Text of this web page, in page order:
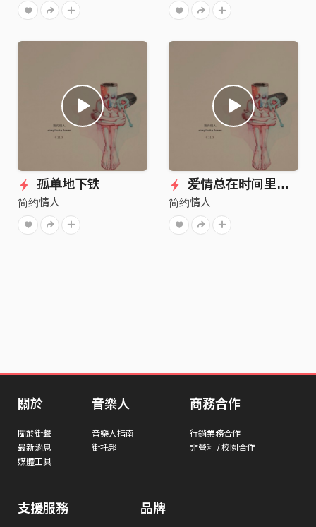
孤单地下铁
简约情人
爱情总在时间里分叉
简约情人
關於
關於街聲
最新消息
媒體工具
音樂人
音樂人指南
街托邦
商務合作
行銷業務合作
非營利 / 校園合作
支援服務 品牌